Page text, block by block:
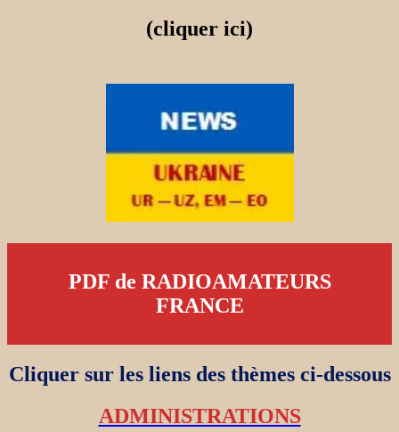
(cliquer ici)
PDF de RADIOAMATEURS
FRANCE
Cliquer sur les liens des thèmes ci-dessous
ADMINISTRATIONS